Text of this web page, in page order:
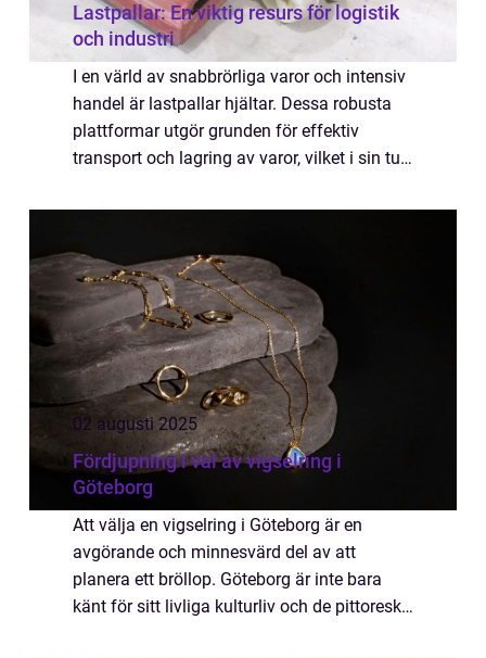
Lastpallar: En viktig resurs för logistik
och industri
I en värld av snabbrörliga varor och intensiv
handel är lastpallar hjältar. Dessa robusta
plattformar utgör grunden för effektiv
transport och lagring av varor, vilket i sin tur
02 augusti 2025
Fördjupning i val av vigselring i
Göteborg
Att välja en vigselring i Göteborg är en
avgörande och minnesvärd del av att
planera ett bröllop. Göteborg är inte bara
känt för sitt livliga kulturliv och de pittoreska